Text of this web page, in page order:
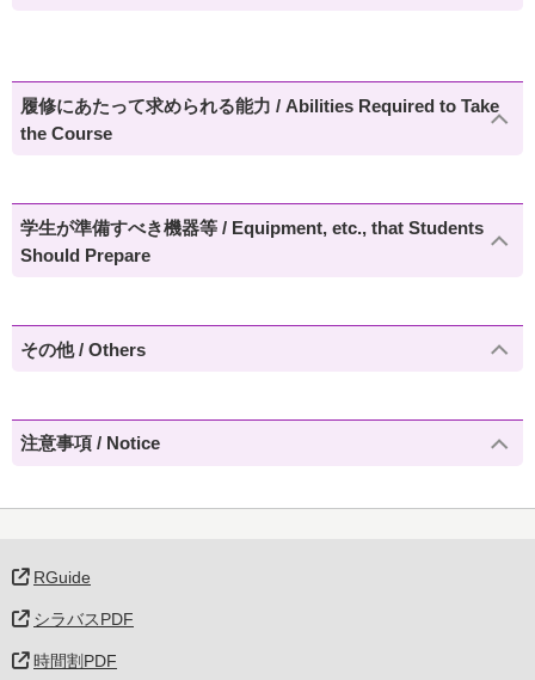
履修にあたって求められる能力 / Abilities Required to Take
the Course
学生が準備すべき機器等 / Equipment, etc., that Students
Should Prepare
その他 / Others
注意事項 / Notice
RGuide
シラバスPDF
時間割PDF